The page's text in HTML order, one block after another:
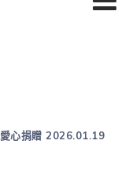
愛心捐贈 2026.01.19